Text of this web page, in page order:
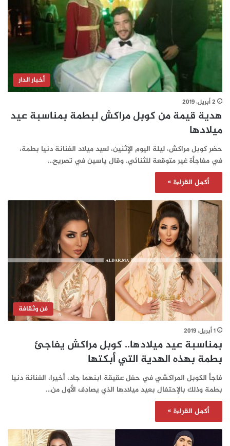
أخبار الدار
2 أبريل، 2019
هدية قيمة من كوبل مراكش لبطمة بمناسبة عيد
ميلادها
حضر كوبل مراكش، ليلة اليوم الإثنين، لعيد ميلاد الفنانة دنيا بطمة،
في مفاجأة غير متوقعة للثنائي. وقال ياسين في تصريح…
أكمل القراءة »
فن وثقافة
1 أبريل، 2019
بمناسبة عيد ميلادها.. كوبل مراكش يفاجئ
بطمة بهذه الهدية التي أبكتها
فاجأ الكوبل المراكشي في حفل عقيقة ابنهما جاد، أخيرا، الفنانة دنيا
بطمة وذلك بالإحتفال بعيد ميلادها الذي يصادف الأول من…
أكمل القراءة »